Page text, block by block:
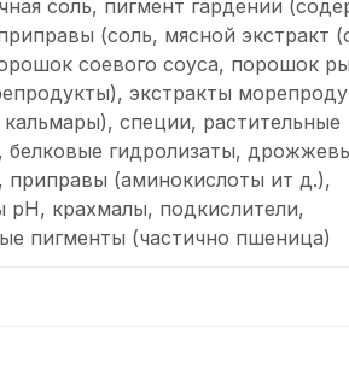
соль, пигмент гардении
(соль, мясной экстракт
соевого соуса, порошок
экстракты
кальмары), специи, растительные
белковые гидролизаты,
приправы (аминокислоты ит д.),
рН, крахмалы, подкислители,
пигменты (частично пшеница)